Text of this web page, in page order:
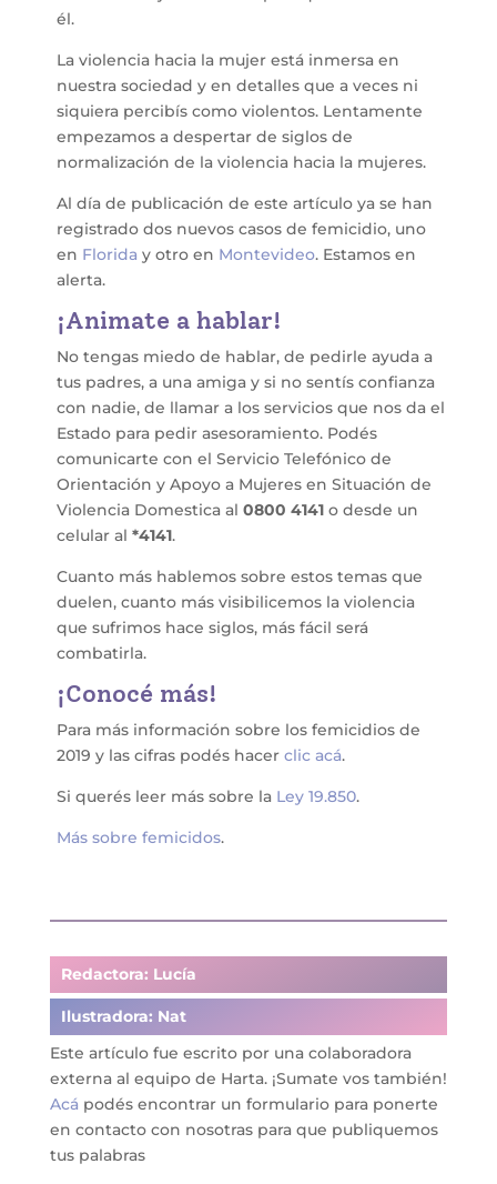
él.
La violencia hacia la mujer está inmersa en
nuestra sociedad y en detalles que a veces ni
siquiera percibís como violentos. Lentamente
empezamos a despertar de siglos de
normalización de la violencia hacia la mujeres.
Al día de publicación de este artículo ya se han
registrado dos nuevos casos de femicidio, uno
en Florida y otro en Montevideo. Estamos en
alerta.
¡Animate a hablar!
No tengas miedo de hablar, de pedirle ayuda a
tus padres, a una amiga y si no sentís confianza
con nadie, de llamar a los servicios que nos da el
Estado para pedir asesoramiento. Podés
comunicarte con el Servicio Telefónico de
Orientación y Apoyo a Mujeres en Situación de
Violencia Domestica al 0800 4141o desde un
celular al *4141.
Cuanto más hablemos sobre estos temas que
duelen, cuanto más visibilicemos la violencia
que sufrimos hace siglos, más fácil será
combatirla.
¡Conocé más!
Para más información sobre los femicidios de
2019 y las cifras podés hacer clic acá.
Si querés leer más sobre la Ley 19.850.
Más sobre femicidos.
Redactora: Lucía
Ilustradora: Nat
Este artículo fue escrito por una colaboradora
externa al equipo de Harta. ¡Sumate vos también!
Acá podés encontrar un formulario para ponerte
en contacto con nosotras para que publiquemos
tus palabras